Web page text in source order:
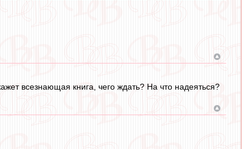
всезнающая книга, чего ждать? На что надеяться?